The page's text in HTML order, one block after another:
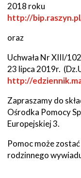
2018 roku
http://
oraz
Uchwała Nr XIII/
23 lipca 2019r.
http://
Zapraszamy do
Ośrodka Pomocy
Europejskiej 3.
Pomoc może
rodzinnego